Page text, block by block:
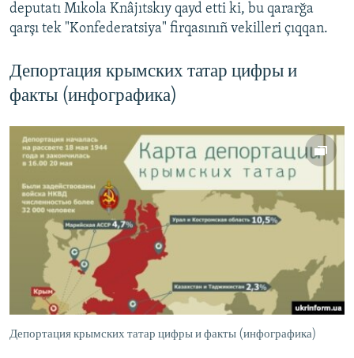
RFE/RS bütün saytları
deputatı Mıkola Knâjıtskıy qayd etti ki, bu qararğa
qarşı tek "Konfederatsiya" firqasınıñ vekilleri çıqqan.
Депортация крымских татар цифры и
факты (инфографика)
Депортация крымских татар цифры и факты (инфографика)